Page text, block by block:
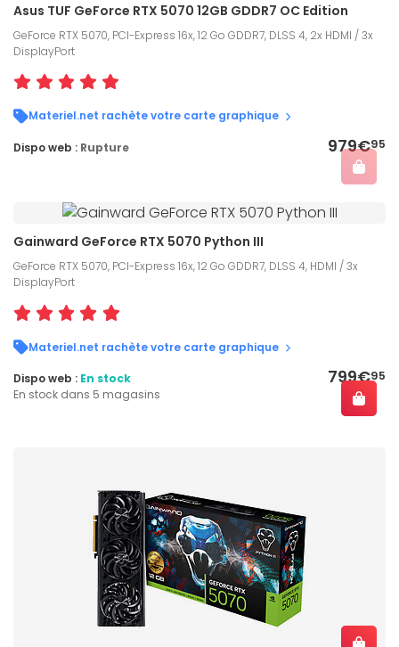
Asus TUF GeForce RTX 5070 12GB GDDR7 OC Edition
GeForce RTX 5070, PCI-Express 16x, 12 Go GDDR7, DLSS 4, 2x HDMI / 3x
DisplayPort
Materiel.net rachète votre carte graphique
979€95
Dispo web : Rupture
Gainward GeForce RTX 5070 Python III
GeForce RTX 5070, PCI-Express 16x, 12 Go GDDR7, DLSS 4, HDMI / 3x
DisplayPort
Materiel.net rachète votre carte graphique
799€95
Dispo web : En stock
En stock dans 5 magasins